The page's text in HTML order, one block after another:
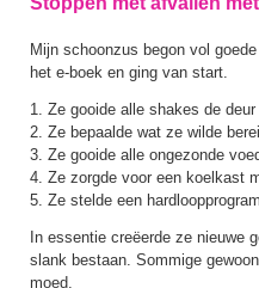
Mijn schoonzus begon vol
het e-boek en ging van start.
1. Ze gooide alle shakes de
2. Ze bepaalde wat ze wilde
3. Ze gooide alle ongezonde
4. Ze zorgde voor een koelkast
5. Ze stelde een
In essentie creëerde ze nieuwe
slank bestaan. Sommige
moed.